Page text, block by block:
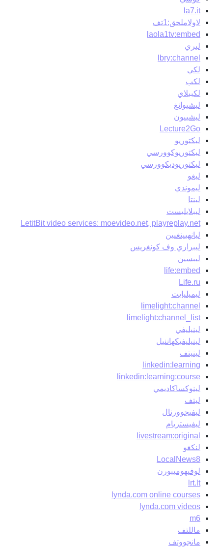
la7.it
لاولاملحق:1تف
laola1tv:embed
لبري
lbry:channel
لكي
لكب
لكببلاي
ليشيوانغ
ليشييون
Lecture2Go
ليكتوريو
ليكتوريوكوورسي
ليكتوريوديكوورسي
ليغو
ليموندي
لينتا
ليبلايليست
LetitBit video services: moevideo.net, playreplay.net
ليانهيينغيين
ليبراري وف كونغريس
ليبسين
life:embed
Life.ru
ليميليايت
limelight:channel
limelight:channel_list
لينيليفي
لينيليفيكهاننيل
لينيتف
linkedin:learning
linkedin:learning:course
لينوكساكاديمي
ليتف
ليفيجوورنال
ليفيستريام
livestream:original
لنكغو
LocalNews8
لوفيهوميبورن
lrt.lt
lynda.com online courses
lynda.com videos
m6
ماللتف
مانجووتف